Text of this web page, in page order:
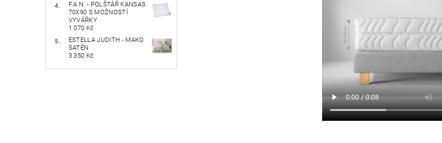
F.A.N. - POLŠTÁŘ KANSAS
70X90 S MOŽNOSTÍ
VYVÁŘKY
1 070 Kč
ESTELLA JUDITH - MAKO
SATÉN
3 350 Kč